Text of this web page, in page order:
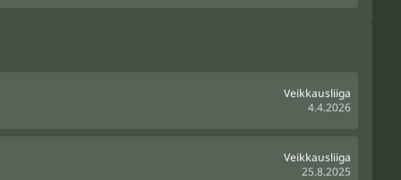
Veikkausliiga
4.4.2026
Veikkausliiga
25.8.2025